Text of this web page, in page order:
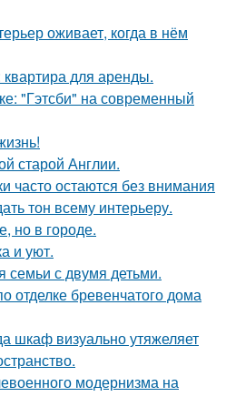
оживает, когда в нём
для аренды.
"Гэтсби" на современный
старой Англии.
часто остаются без внимания
тон всему интерьеру.
но в городе.
и уют.
семьи с двумя детьми.
отделке бревенчатого дома
шкаф визуально утяжеляет
модернизма на